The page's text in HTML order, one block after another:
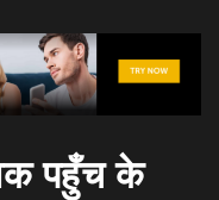
पहुँच के